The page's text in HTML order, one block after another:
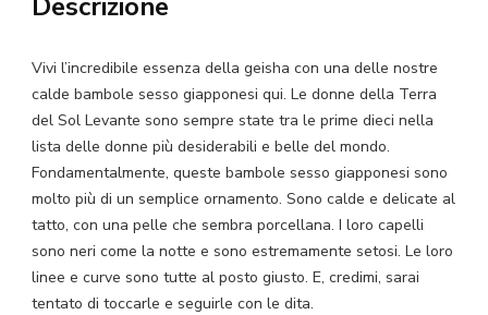
Per
Sesso
Asiatica
quantità
Vivi l’incredibile essenza della geisha con una delle nostre
calde bambole sesso giapponesi qui. Le donne della Terra
del Sol Levante sono sempre state tra le prime dieci nella
lista delle donne più desiderabili e belle del mondo.
Fondamentalmente, queste bambole sesso giapponesi sono
molto più di un semplice ornamento. Sono calde e delicate al
tatto, con una pelle che sembra porcellana. I loro capelli
sono neri come la notte e sono estremamente setosi. Le loro
linee e curve sono tutte al posto giusto. E, credimi, sarai
tentato di toccarle e seguirle con le dita.